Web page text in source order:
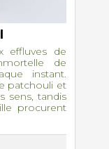
effluves de
de
instant.
patchouli et
sens, tandis
procurent